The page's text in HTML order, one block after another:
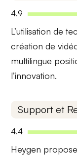
4.9
L’utilisation de
création de
multilingue
l’innovation.
Support et
4.4
Heygen